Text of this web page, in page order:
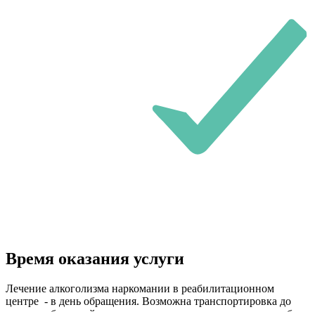
Время оказания услуги
Лечение алкоголизма наркомании в реабилитационном
центре - в день обращения. Возможна транспортировка до